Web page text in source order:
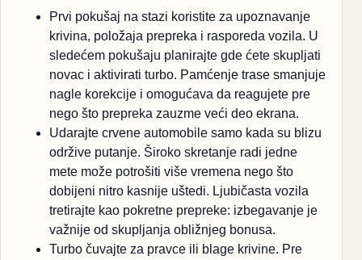
Prvi pokušaj na stazi koristite za upoznavanje
krivina, položaja prepreka i rasporeda vozila. U
sledećem pokušaju planirajte gde ćete skupljati
novac i aktivirati turbo. Pamćenje trase smanjuje
nagle korekcije i omogućava da reagujete pre
nego što prepreka zauzme veći deo ekrana.
Udarajte crvene automobile samo kada su blizu
održive putanje. Široko skretanje radi jedne
mete može potrošiti više vremena nego što
dobijeni nitro kasnije uštedi. Ljubičasta vozila
tretirajte kao pokretne prepreke: izbegavanje je
važnije od skupljanja obližnjeg bonusa.
Turbo čuvajte za pravce ili blage krivine. Pre